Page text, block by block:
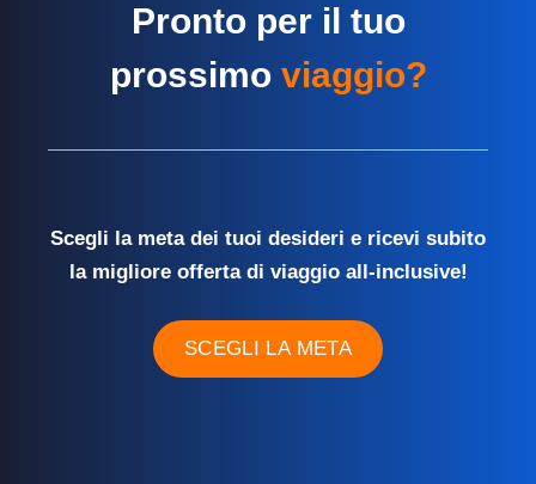
Pronto per il tuo
prossimo viaggio?
Scegli la meta dei tuoi desideri e ricevi subito
la migliore offerta di viaggio all-inclusive!
SCEGLI LA META